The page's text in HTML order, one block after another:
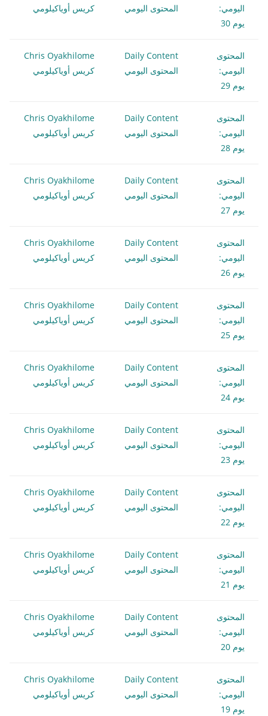
اليومي:
يوم 30
المحتوى اليومي كريس أوياكيلومي
المحتوى
اليومي:
يوم 29
Daily Content
المحتوى اليومي
Chris Oyakhilome
كريس أوياكيلومي
المحتوى
اليومي:
يوم 28
Daily Content
المحتوى اليومي
Chris Oyakhilome
كريس أوياكيلومي
المحتوى
اليومي:
يوم 27
Daily Content
المحتوى اليومي
Chris Oyakhilome
كريس أوياكيلومي
المحتوى
اليومي:
يوم 26
Daily Content
المحتوى اليومي
Chris Oyakhilome
كريس أوياكيلومي
المحتوى
اليومي:
يوم 25
Daily Content
المحتوى اليومي
Chris Oyakhilome
كريس أوياكيلومي
المحتوى
اليومي:
يوم 24
Daily Content
المحتوى اليومي
Chris Oyakhilome
كريس أوياكيلومي
المحتوى
اليومي:
يوم 23
Daily Content
المحتوى اليومي
Chris Oyakhilome
كريس أوياكيلومي
المحتوى
اليومي:
يوم 22
Daily Content
المحتوى اليومي
Chris Oyakhilome
كريس أوياكيلومي
المحتوى
اليومي:
يوم 21
Daily Content
المحتوى اليومي
Chris Oyakhilome
كريس أوياكيلومي
المحتوى
اليومي:
يوم 20
Daily Content
المحتوى اليومي
Chris Oyakhilome
كريس أوياكيلومي
المحتوى
اليومي:
يوم 19
Daily Content
المحتوى اليومي
Chris Oyakhilome
كريس أوياكيلومي